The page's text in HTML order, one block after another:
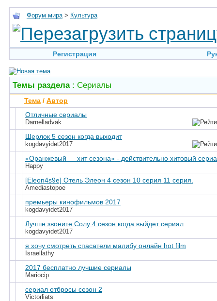
Форум мира > Культура
Регистрация
Темы раздела: Сериалы
Тема / Автор
Отличные сериалы
Darnelladvak
Шерлок 5 сезон когда выходит
kogdavyidet2017
«Оранжевый — хит сезона» - действительно хитовый
Happy
[Eleon4s9e] Отель Элеон 4 сезон 10 серия 11 серия.
Amediastopoe
премьеры кинофильмов 2017
kogdavyidet2017
Лучше звоните Солу 4 сезон когда выйдет сериал
kogdavyidet2017
я хочу смотреть спасатели малибу онлайн hot film
Israellathy
2017 бесплатно лучшие сериалы
Mariocip
сериал отбросы сезон 2
Victorliats